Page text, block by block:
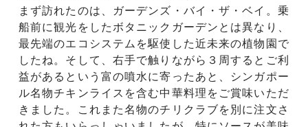
まず訪れたのは、ガーデンズ・バイ・ザ・ベイ。乗
船前に観光をしたボタニックガーデンとは異なり、
最先端のエコシステムを駆使した近未来の植物園で
したね。そして、右手で触りながら３周するとご利
益があるという富の噴水に寄ったあと、シンガポー
ル名物チキンライスを含む中華料理をご賞味いただ
きました。これまた名物のチリクラブを別に注文さ